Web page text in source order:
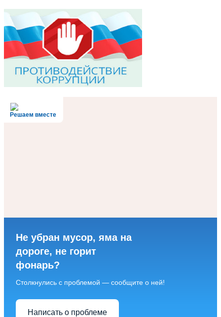
Решаем вместе
Не убран мусор, яма на
дороге, не горит
фонарь?
Столкнулись с проблемой — сообщите о ней!
Написать о проблеме